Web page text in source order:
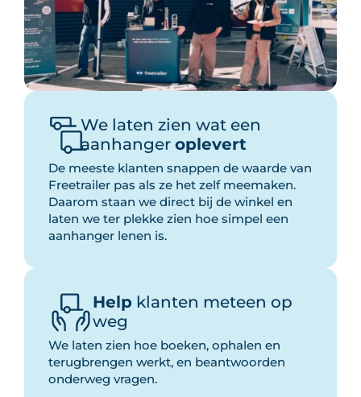
We laten zien wat een
aanhanger oplevert
De meeste klanten snappen de waarde van
Freetrailer pas als ze het zelf meemaken.
Daarom staan we direct bij de winkel en
laten we ter plekke zien hoe simpel een
aanhanger lenen is.
Help klanten meteen op
weg
We laten zien hoe boeken, ophalen en
terugbrengen werkt, en beantwoorden
onderweg vragen.